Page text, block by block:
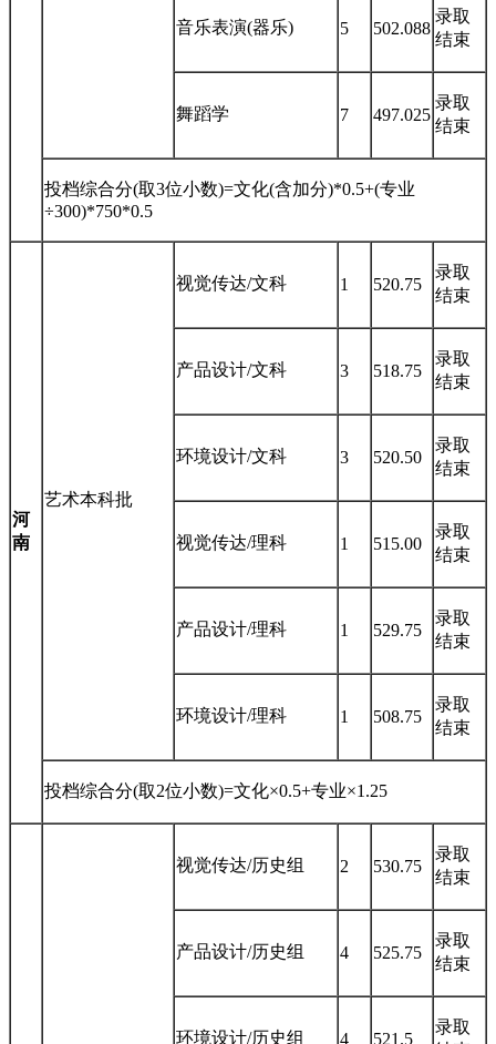
音乐表演(器乐) 5 502.088
录取
结束
舞蹈学 7 497.025
录取
结束
投档综合分(取3位小数)=文化(含加分)*0.5+(专业
÷300)*750*0.5
河
南
艺术本科批
视觉传达/文科 1 520.75
录取
结束
产品设计/文科 3 518.75
录取
结束
环境设计/文科 3 520.50
录取
结束
视觉传达/理科 1 515.00
录取
结束
产品设计/理科 1 529.75
录取
结束
环境设计/理科 1 508.75
录取
结束
投档综合分(取2位小数)=文化×0.5+专业×1.25
视觉传达/历史组 2 530.75
录取
结束
产品设计/历史组 4 525.75
录取
结束
环境设计/历史组 4 521.5
录取